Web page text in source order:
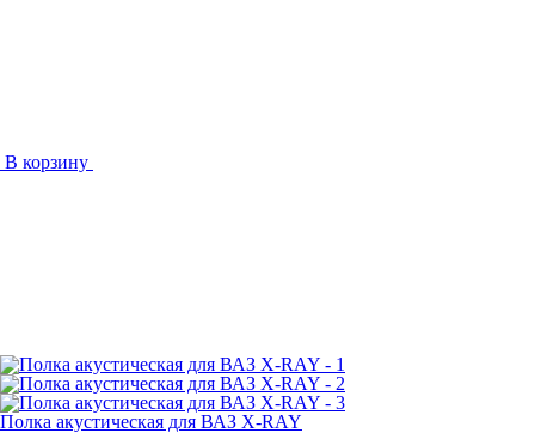
В корзину
Полка акустическая для ВАЗ X-RAY